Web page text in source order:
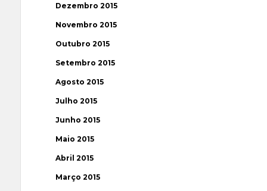
Dezembro 2015
Novembro 2015
Outubro 2015
Setembro 2015
Agosto 2015
Julho 2015
Junho 2015
Maio 2015
Abril 2015
Março 2015